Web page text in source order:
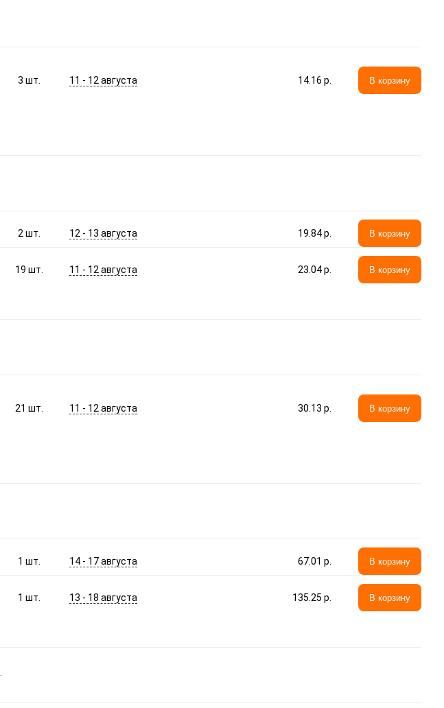
3шт. 11 - 12 августа 14.16 p. В корзину
2шт. 12 - 13 августа 19.84 p. В корзину
19шт. 11 - 12 августа 23.04 p. В корзину
21шт. 11 - 12 августа 30.13 p. В корзину
1шт. 14 - 17 августа 67.01 p. В корзину
1шт. 13 - 18 августа 135.25 p. В корзину